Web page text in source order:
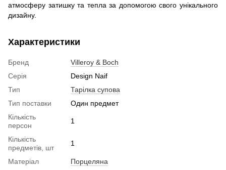
атмосферу затишку та тепла за допомогою свого унікального
дизайну.
Характеристики
Бренд
Villeroy & Boch
Серія
Design Naif
Тип
Тарілка супова
Тип поставки
Один предмет
Кількість
персон
1
Кількість
предметів, шт
1
Матеріал
Порцеляна